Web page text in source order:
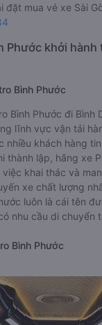
đặt mua vé xe Sài
Phước khởi hành
Bình Phước
Bình Phước đi Bình
lĩnh vực vận tải
nhiều khách hàng
thành lập, hãng xe
khai thác và
xe chất lượng
luôn là cái tên
nhu cầu di chuyển
Bình Phước